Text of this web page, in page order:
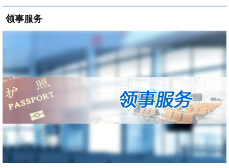
领事服务